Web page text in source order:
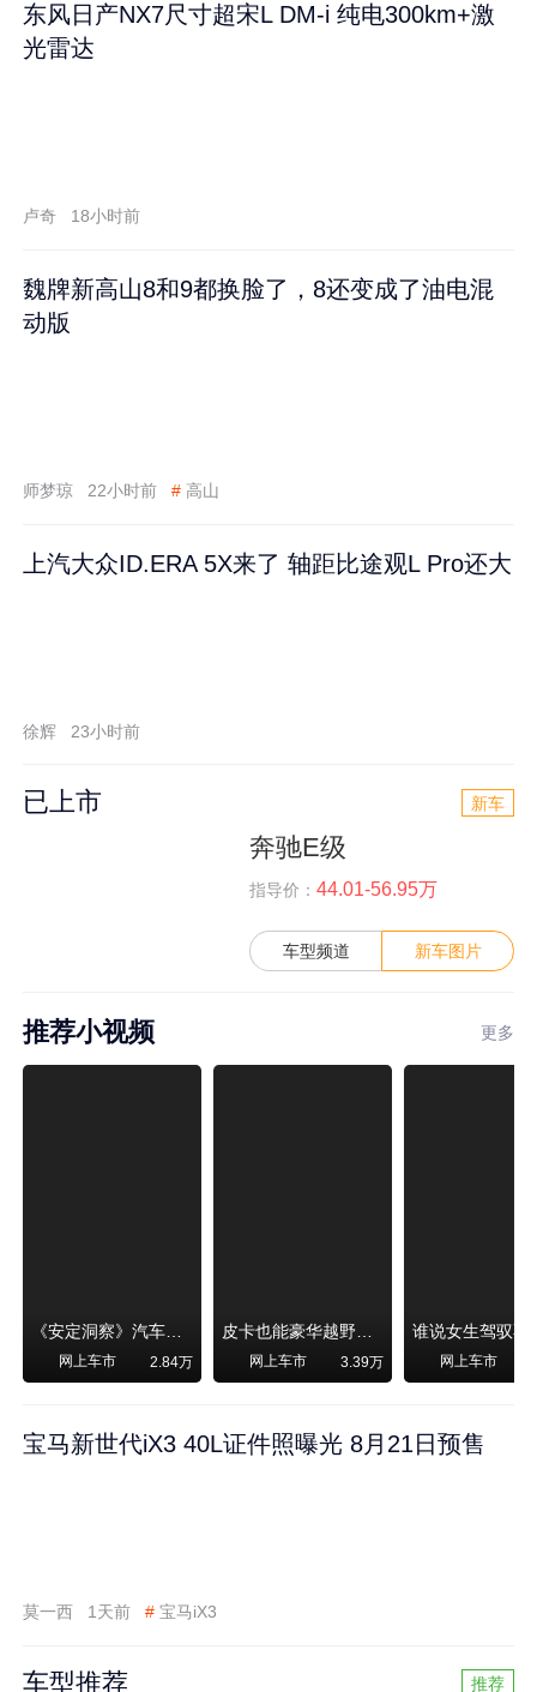
东风日产NX7尺寸超宋L DM-i 纯电300km+激
光雷达
卢奇 18小时前
魏牌新高山8和9都换脸了，8还变成了油电混
动版
师梦琼 22小时前 # 高山
上汽大众ID.ERA 5X来了 轴距比途观L Pro还大
徐辉 23小时前
已上市 新车
奔驰E级
指导价： 44.01-56.95万
车型频道 新车图片
推荐小视频 更多
《安定洞察》汽车烧不烧油，和石油安全无关！
网上车市 2.84万
皮卡也能豪华越野！纵横F700上市，限时卖29.99万起
网上车市 3.39万 网上车市
宝马新世代iX3 40L证件照曝光 8月21日预售
莫一西 1天前 # 宝马iX3
车型推荐 推荐